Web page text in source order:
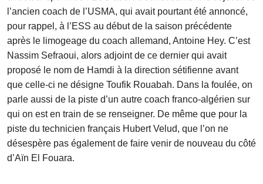
l’ancien coach de l’USMA, qui avait pourtant été annoncé,
pour rappel, à l’ESS au début de la saison précédente
après le limogeage du coach allemand, Antoine Hey. C’est
Nassim Sefraoui, alors adjoint de ce dernier qui avait
proposé le nom de Hamdi à la direction sétifienne avant
que celle-ci ne désigne Toufik Rouabah. Dans la foulée, on
parle aussi de la piste d’un autre coach franco-algérien sur
qui on est en train de se renseigner. De même que pour la
piste du technicien français Hubert Velud, que l’on ne
désespère pas également de faire venir de nouveau du côté
d’Aïn El Fouara.